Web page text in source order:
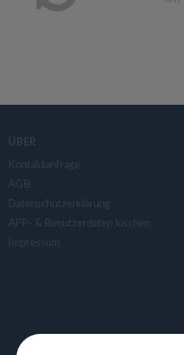
ÜBER
Kontaktanfrage
AGB
Datenschutzerklärung
APP- & Benutzerdaten löschen
Impressum